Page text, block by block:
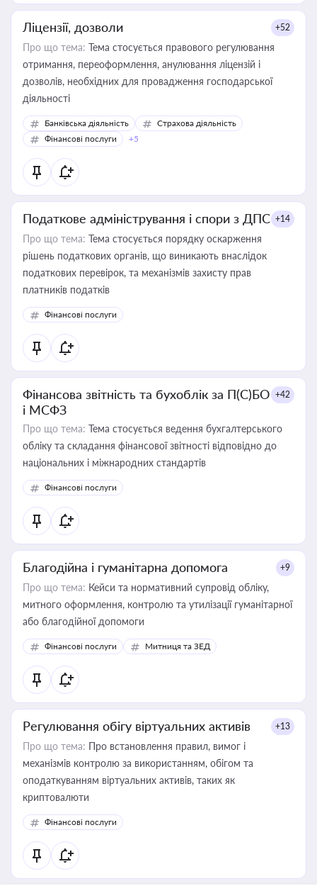
Ліцензії, дозволи +52
Про що тема: Тема стосується правового регулювання
отримання, переоформлення, анулювання ліцензій і
дозволів, необхідних для провадження господарської
діяльності
Банківська діяльність
Страхова діяльність
Фінансові послуги
+5
Податкове адміністрування і спори з ДПС +14
Про що тема: Тема стосується порядку оскарження
рішень податкових органів, що виникають внаслідок
податкових перевірок, та механізмів захисту прав
платників податків
Фінансові послуги
Фінансова звітність та бухоблік за П(С)БО
і МСФЗ
+42
Про що тема: Тема стосується ведення бухгалтерського
обліку та складання фінансової звітності відповідно до
національних і міжнародних стандартів
Фінансові послуги
Благодійна і гуманітарна допомога +9
Про що тема: Кейси та нормативний супровід обліку,
митного оформлення, контролю та утилізації гуманітарної
або благодійної допомоги
Фінансові послуги Митниця та ЗЕД
Регулювання обігу віртуальних активів +13
Про що тема: Про встановлення правил, вимог і
механізмів контролю за використанням, обігом та
оподаткуванням віртуальних активів, таких як
криптовалюти
Фінансові послуги